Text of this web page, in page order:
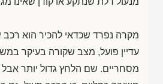
מקרה נפרד שכדאי להכיר הוא רכב
עדיין פועל, מצב שקורה בעיקר
מסחריים. שם הלחץ גדול יותר אבל